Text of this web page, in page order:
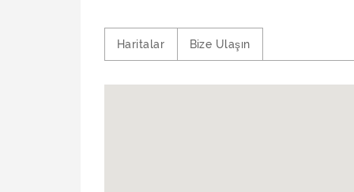
Haritalar Bize Ulaşın